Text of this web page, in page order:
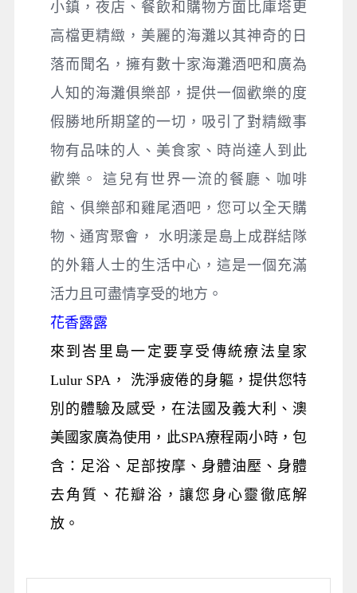
小鎮，夜店、餐飲和購物方面比庫塔更
高檔更精緻，美麗的海灘以其神奇的日
落而聞名，擁有數十家海灘酒吧和廣為
人知的海灘俱樂部，提供一個歡樂的度
假勝地所期望的一切，吸引了對精緻事
物有品味的人、美食家、時尚達人到此
歡樂。 這兒有世界一流的餐廳、咖啡
館、俱樂部和雞尾酒吧，您可以全天購
物、通宵聚會， 水明漾是島上成群結隊
的外籍人士的生活中心，這是一個充滿
活力且可盡情享受的地方。
花香露露
來到峇里島一定要享受傳統療法皇家
Lulur SPA， 洗淨疲倦的身軀，提供您特
別的體驗及感受，在法國及義大利、澳
美國家廣為使用，此SPA療程兩小時，包
含：足浴、足部按摩、身體油壓、身體
去角質、花瓣浴，讓您身心靈徹底解
放。